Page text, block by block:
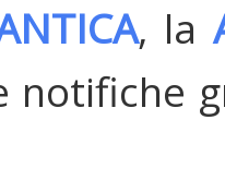
, la
notifiche